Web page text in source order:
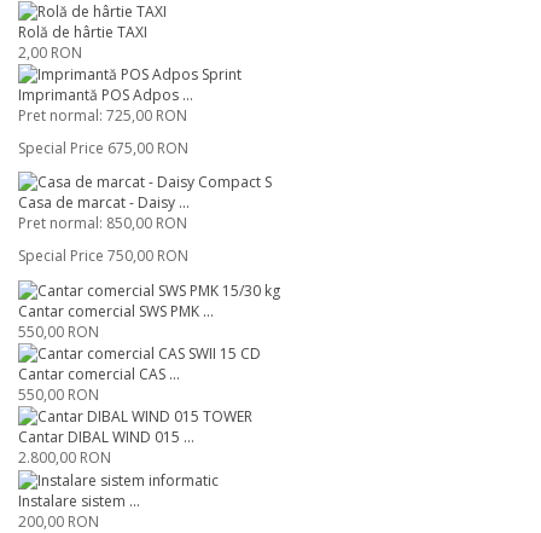
Rolă de hârtie TAXI
2,00 RON
Imprimantă POS Adpos ...
Pret normal: 725,00 RON
Special Price 675,00 RON
Casa de marcat - Daisy ...
Pret normal: 850,00 RON
Special Price 750,00 RON
Cantar comercial SWS PMK ...
550,00 RON
Cantar comercial CAS ...
550,00 RON
Cantar DIBAL WIND 015 ...
2.800,00 RON
Instalare sistem ...
200,00 RON